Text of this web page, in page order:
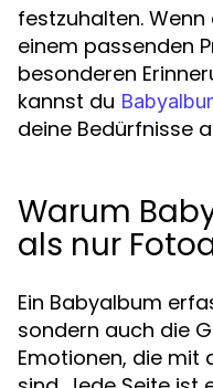
festzuhalten.
einem passenden
besonderen
kannst du
deine Bedürfnisse
Warum
als nur
Ein Babyalbum
sondern auch die
Emotionen, die mit